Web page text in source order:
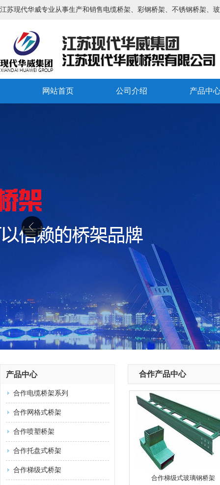
江苏现代华威专业从事生产和销售电缆桥架、彩钢桥架、不锈钢桥架、
网站首页 公司介绍 产品中
产品中心
合作电缆桥架系列
合作网格式桥架
合作喷塑桥架
合作托盘式桥架
合作梯级式桥架
合作产品中心
合作梯级式玻璃钢桥架